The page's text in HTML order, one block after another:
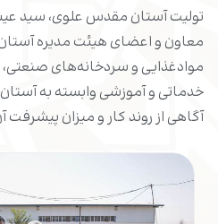
تولیت آستان مقدس علوی، سید
معاون و اعضای هیئت مدیره
موادغذایی و سردخانه‌های صنعتی،
خدماتی و آموزشی وابسته به
آگاهی از روند کار و میزان پیشرفت